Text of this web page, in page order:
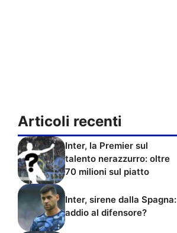
Articoli recenti
Inter, la Premier sul
talento nerazzurro: oltre
70 milioni sul piatto
Inter, sirene dalla Spagna:
addio al difensore?